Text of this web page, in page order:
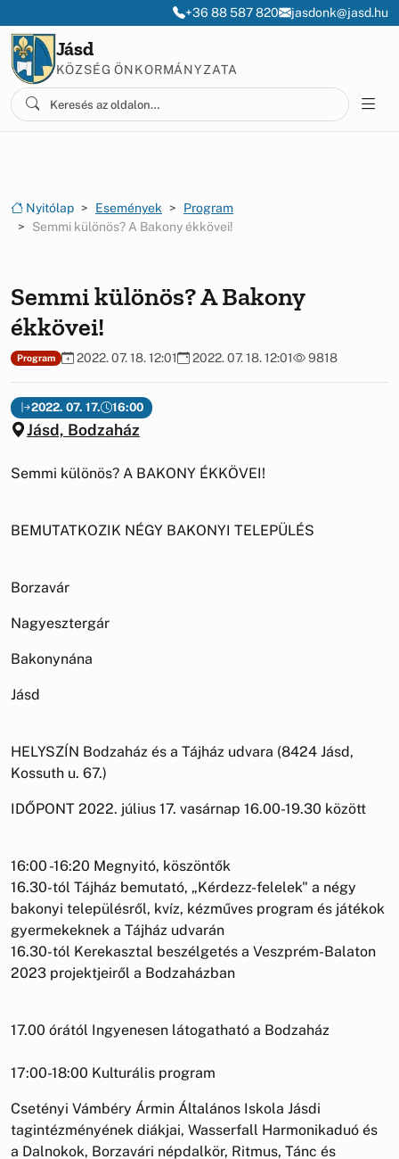
+36 88 587 820 jasdonk@jasd.hu
Jásd
KÖZSÉG ÖNKORMÁNYZATA
Nyitólap Események
Program
Semmi különös? A Bakony ékkövei!
Semmi különös? A Bakony
ékkövei!
Program 2022. 07. 18. 12:01 2022. 07. 18. 12:01 9818
2022. 07. 17. 16:00
Jásd, Bodzaház
Semmi különös? A BAKONY ÉKKÖVEI!
BEMUTATKOZIK NÉGY BAKONYI TELEPÜLÉS
Borzavár
Nagyesztergár
Bakonynána
Jásd
HELYSZÍN Bodzaház és a Tájház udvara (8424 Jásd,
Kossuth u. 67.)
IDŐPONT 2022. július 17. vasárnap 16.00-19.30 között
16:00 -16:20 Megnyitó, köszöntők
16.30-tól Tájház bemutató, „Kérdezz-felelek" a négy
bakonyi településről, kvíz, kézműves program és játékok
gyermekeknek a Tájház udvarán
16.30-tól Kerekasztal beszélgetés a Veszprém-Balaton
2023 projektjeiről a Bodzaházban
17.00 órától Ingyenesen látogatható a Bodzaház
17:00-18:00 Kulturális program
Csetényi Vámbéry Ármin Általános Iskola Jásdi
tagintézményének diákjai, Wasserfall Harmonikaduó és
a Dalnokok, Borzavári népdalkör, Ritmus, Tánc és